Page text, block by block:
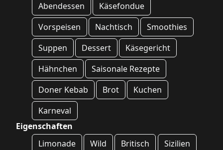
Abendessen
Käsefondue
Vorspeisen
Nachtisch
Smoothies
Suppen
Dessert
Käsegericht
Hähnchen
Saisonale Rezepte
Doner Kebab
Brot
Kuchen
Karneval
Eigenschaften
Limonade
Wild Britisch
Sizilien